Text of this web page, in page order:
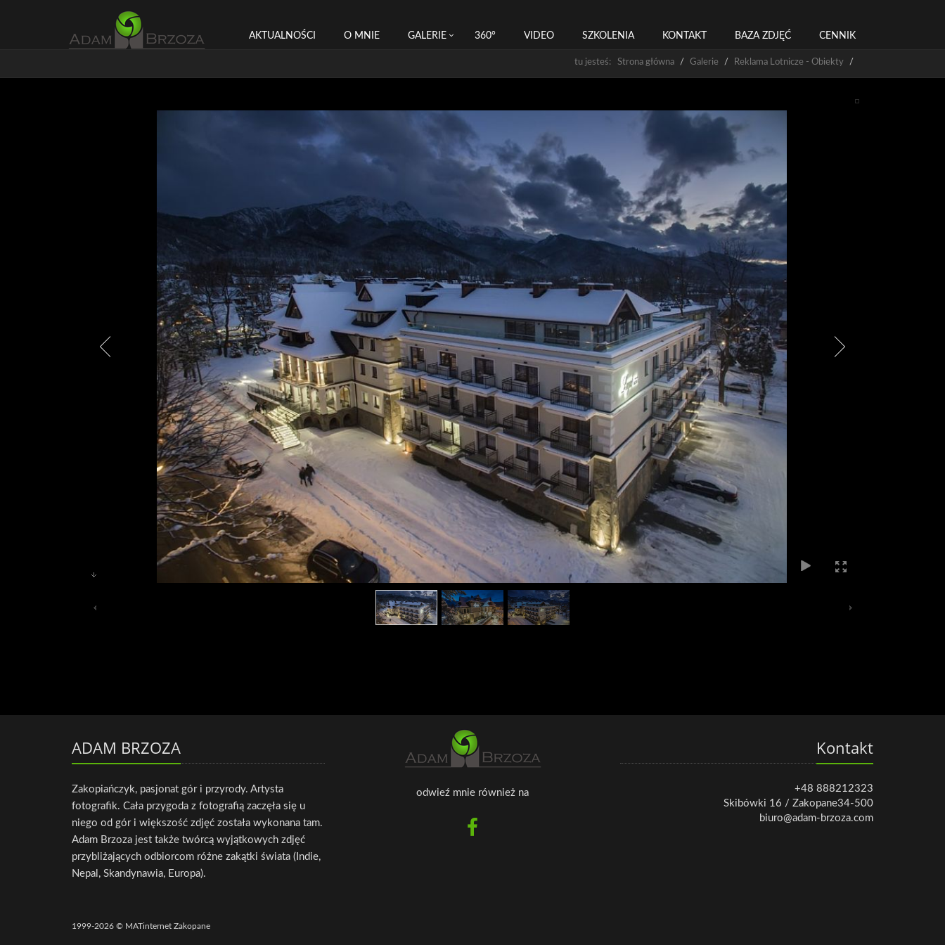
AKTUALNOŚCI O MNIE GALERIE 360° VIDEO SZKOLENIA KONTAKT BAZA ZDJĘĆ CENNIK
tu jesteś: Strona główna Galerie Reklama Lotnicze - Obiekty
ADAM BRZOZA
Zakopiańczyk, pasjonat gór i przyrody. Artysta
fotografik. Cała przygoda z fotografią zaczęła się u
niego od gór i większość zdjęć została wykonana tam.
Adam Brzoza jest także twórcą wyjątkowych zdjęć
przybliżających odbiorcom różne zakątki świata (Indie,
Nepal, Skandynawia, Europa).
odwieź mnie również na
Kontakt
+48 888212323
Skibówki 16 / Zakopane34-500
biuro@adam-brzoza.com
1999-2026 © MATinternet Zakopane